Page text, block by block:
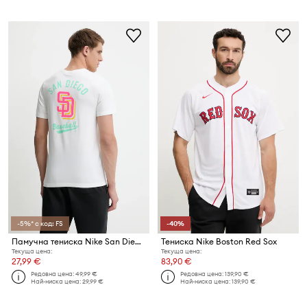
-5%* с код: FS
Памучна тениска Nike San Diego Padres
Текуща цена:
27,99 €
Редовна цена:49,99 €
Най-ниска цена:29,99 €
-40%
Тениска Nike Boston Red Sox
Текуща цена:
83,90 €
Редовна цена:139,90 €
Най-ниска цена:139,90 €